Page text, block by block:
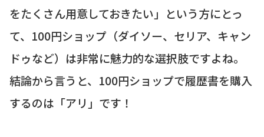
をたくさん用意しておきたい」という方にとっ
て、100円ショップ（ダイソー、セリア、キャン
ドゥなど）は非常に魅力的な選択肢ですよね。
結論から言うと、100円ショップで履歴書を購入
するのは「アリ」です！